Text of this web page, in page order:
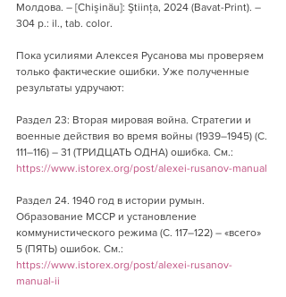
Молдова. – [Chişinău]: Ştiinţa, 2024 (Bavat-Print). –
304 p.: il., tab. color.
Пока усилиями Алексея Русанова мы проверяем
только фактические ошибки. Уже полученные
результаты удручают:
Раздел 23: Вторая мировая война. Стратегии и
военные действия во время войны (1939–1945) (С.
111–116) – 31 (ТРИДЦАТЬ ОДНА) ошибка. См.:
https://www.istorex.org/post/alexei-rusanov-manual
Раздел 24. 1940 год в истории румын.
Образование МССР и установление
коммунистического режима (С. 117–122) – «всего»
5 (ПЯТЬ) ошибок. См.:
https://www.istorex.org/post/alexei-rusanov-
manual-ii